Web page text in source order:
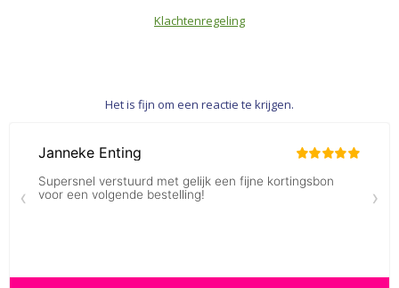
Klachtenregeling
Het is fijn om een reactie te krijgen.